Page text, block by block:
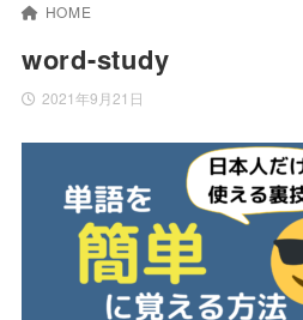
HOME
word-study
2021年9月21日